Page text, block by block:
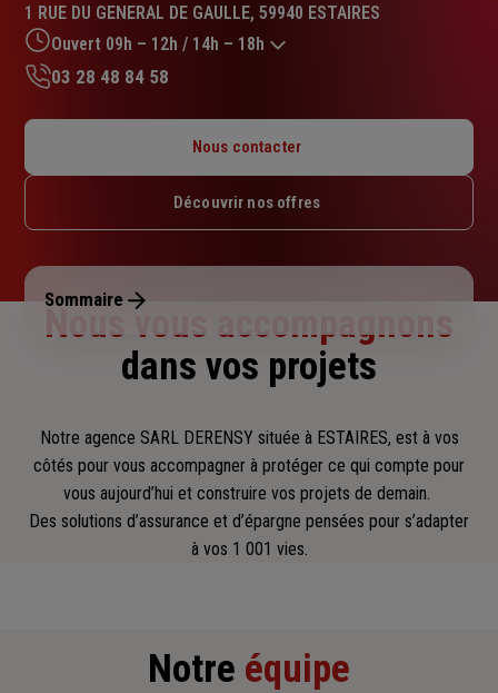
4.4
sur
5
étoiles
1 RUE DU GENERAL DE GAULLE, 59940 ESTAIRES
Ouvert 09h – 12h / 14h – 18h
Mardi : 09h – 12h / 14h – 18h
Jeudi : 09h – 12h / 14h – 18h
Dimanche : Fermé
03 28 48 84 58
Nous contacter
Découvrir nos offres
Sommaire
Nous vous accompagnons
dans vos projets
Notre agence SARL DERENSY située à ESTAIRES, est à vos
côtés pour vous accompagner à protéger ce qui compte pour
vous aujourd’hui et construire vos projets de demain.
Des solutions d’assurance et d’épargne pensées pour s’adapter
à vos 1 001 vies.
Notre équipe